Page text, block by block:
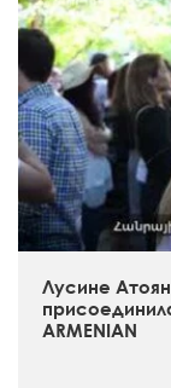
Лусине
ARMENIAN